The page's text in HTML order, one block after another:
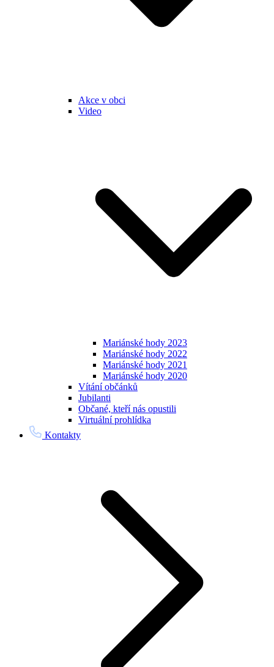
Akce v obci
Video
Mariánské hody 2023
Mariánské hody 2022
Mariánské hody 2021
Mariánské hody 2020
Vítání občánků
Jubilanti
Občané, kteří nás opustili
Virtuální prohlídka
Kontakty